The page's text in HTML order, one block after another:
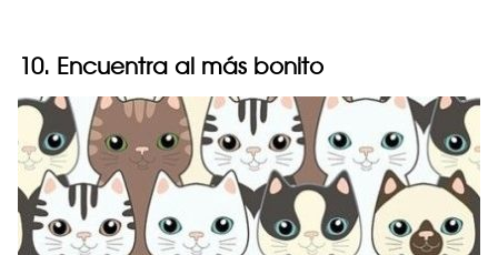
10. Encuentra al más bonito